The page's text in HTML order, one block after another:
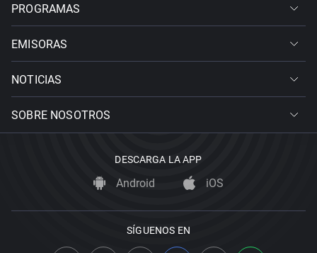
PROGRAMAS
EMISORAS
NOTICIAS
SOBRE NOSOTROS
DESCARGA LA APP
Android iOS
SÍGUENOS EN